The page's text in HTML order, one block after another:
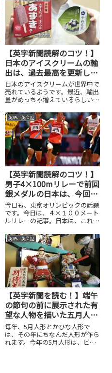
【英字新聞読解のコツ！】
日本のアイスクリームの輸
出は、過去最高を更新し続
けている！
日本のアイスクリームが世界中で
売れているようです。最近、輸出
量がめっちゃ増えているらしい。
がアイスクリームについてツイー
トしたことで、さらに世界で話題
になっているようです。今日は、
日本のアイスクリームの輸出量
が...
英語、英会話
【英字新聞読解のコツ！】
男子4×100mリレーで前回
銀メダルの日本は、今回金
メダルを目指す！
今日も、東京オリンピックの話題
です。今日は、４×１００メート
ルリレーの記事。日本は、これま
した。その結果の要因は高度なバ
トンパステクニック。今回はそれ
に加えて、個々の選手の総力もこ
れまでに比べると高いです。最
近...
英語、英会話
【英字新聞を読む！】端午
の節句の前に展示された有
望な人物を描いた五月人
形！
毎年、5月人形とかひな人形で
は、その年にちなんだ人形が作ら
れます。今年の5月人形は、ビッ